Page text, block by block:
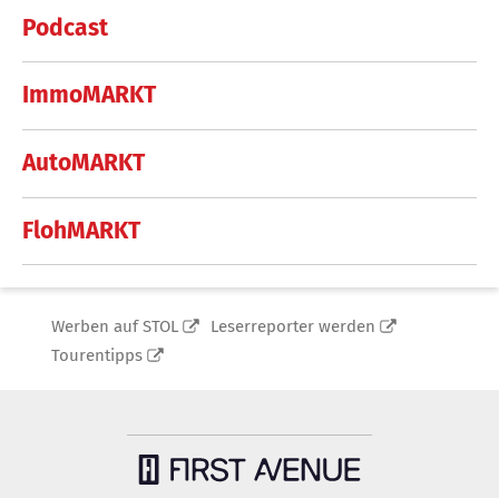
Podcast
ImmoMARKT
AutoMARKT
FlohMARKT
Werben auf STOL
Leserreporter werden
Tourentipps